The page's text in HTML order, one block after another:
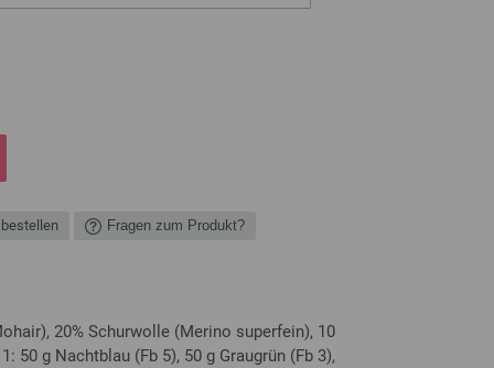
Fragen zum Produkt?
20% Schurwolle (Merino superfein), 10
50 g Nachtblau (Fb 5), 50 g Graugrün (Fb 3),